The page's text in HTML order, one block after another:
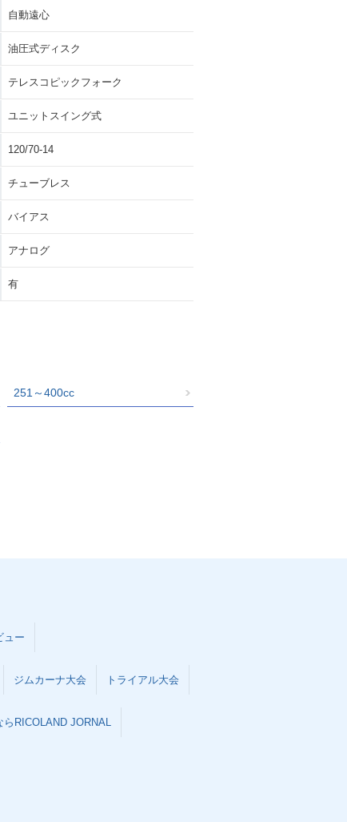
自動遠心
油圧式ディスク
テレスコピックフォーク
ユニットスイング式
120/70-14
チューブレス
バイアス
アナログ
有
251～400cc
ュー
ジムカーナ大会 トライアル大会
らRICOLAND JORNAL